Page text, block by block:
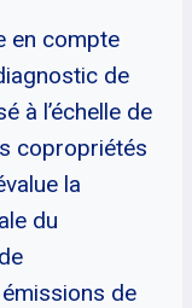
en compte
de
à l’échelle de
copropriétés
la
du
de